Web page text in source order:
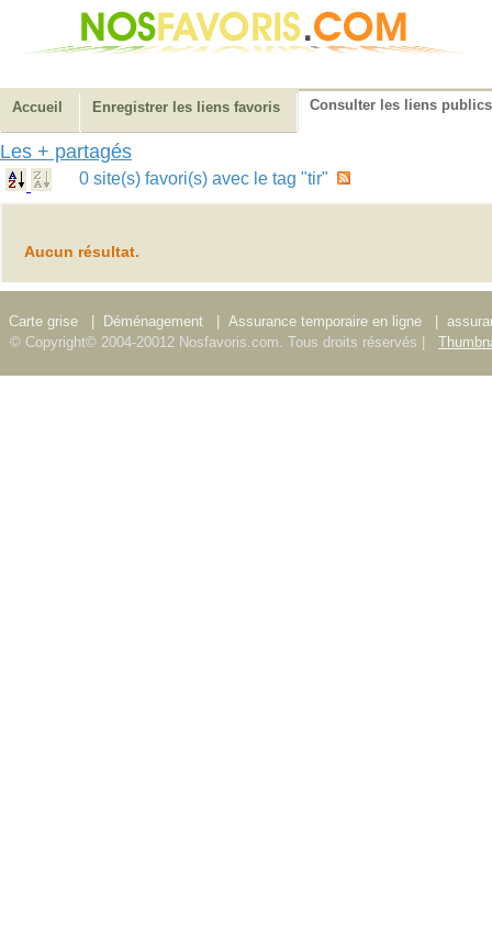
Accueil Enregistrer les liens favoris Consulter les liens publics
Les + partagés
0 site(s) favori(s) avec le tag "tir"
Aucun résultat.
Carte grise Déménagement Assurance temporaire en ligne
© Copyright© 2004-20012 Nosfavoris.com. Tous droits réservés |